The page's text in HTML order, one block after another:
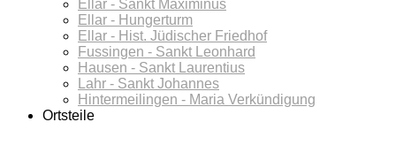
Ellar - Sankt Maximinus
Ellar - Hungerturm
Ellar - Hist. Jüdischer Friedhof
Fussingen - Sankt Leonhard
Hausen - Sankt Laurentius
Lahr - Sankt Johannes
Hintermeilingen - Maria Verkündigung
Ortsteile